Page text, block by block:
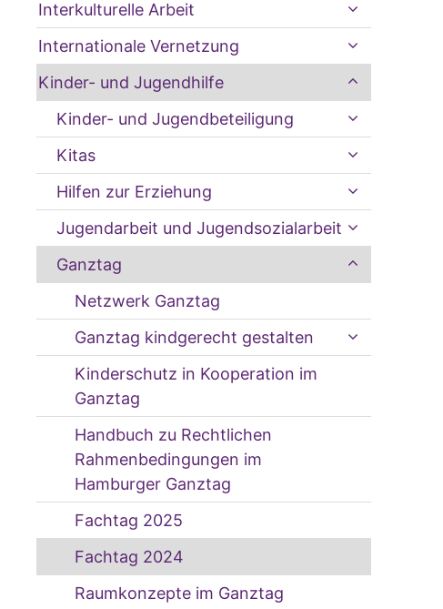
Interkulturelle Arbeit
Internationale Vernetzung
Kinder- und Jugendhilfe
Kinder- und Jugendbeteiligung
Kitas
Hilfen zur Erziehung
Jugendarbeit und Jugendsozialarbeit
Ganztag
Netzwerk Ganztag
Ganztag kindgerecht gestalten
Kinderschutz in Kooperation im
Ganztag
Handbuch zu Rechtlichen
Rahmenbedingungen im
Hamburger Ganztag
Fachtag 2025
Fachtag 2024
Raumkonzepte im Ganztag